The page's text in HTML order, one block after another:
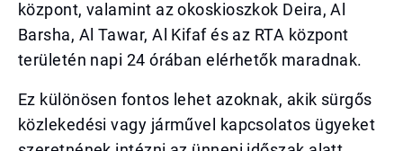
központ, valamint az okoskioszkok Deira, Al
Barsha, Al Tawar, Al Kifaf és az RTA központ
területén napi 24 órában elérhetők maradnak.
Ez különösen fontos lehet azoknak, akik sürgős
közlekedési vagy járművel kapcsolatos ügyeket